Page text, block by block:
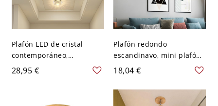
Plafón LED de cristal
contemporáneo,
downlight cromado con
efecto estallido de
28,95 €
Plafón redondo
escandinavo, mini plafón
de 4 pulgadas con detalle
de madera para pasillo -
110 A 120 V Gris
18,04 €